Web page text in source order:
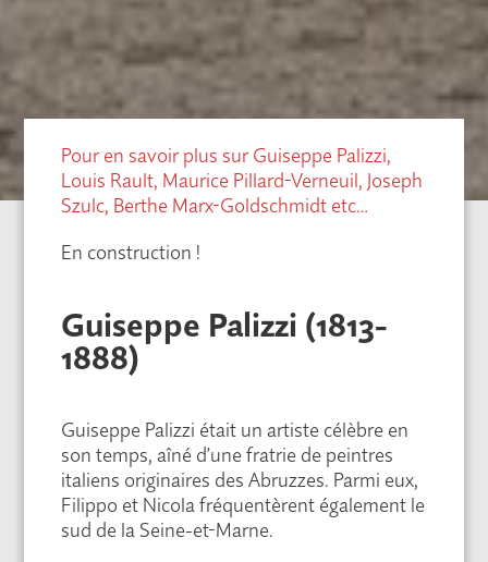
Pour en savoir plus sur Guiseppe Palizzi,
Louis Rault, Maurice Pillard-Verneuil, Joseph
Szulc, Berthe Marx-Goldschmidt etc…
En construction !
Guiseppe Palizzi (1813-
1888)
Guiseppe Palizzi était un artiste célèbre en
son temps, aîné d’une fratrie de peintres
italiens originaires des Abruzzes. Parmi eux,
Filippo et Nicola fréquentèrent également le
sud de la Seine-et-Marne.